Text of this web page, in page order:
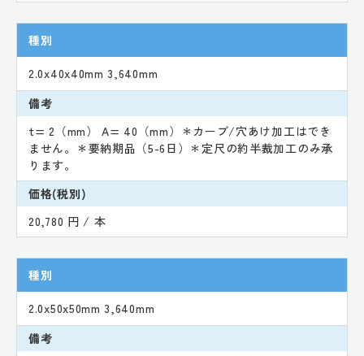
種別
2.0x40x40mm 3,640mm
備考
t= 2（mm） A= 40（mm）＊カーブ/穴あけ加工はでき
ません。＊要納期品（5-6日）＊定尺の約半裁加工のみ承
ります。
価格(税別)
20,780 円 / 本
種別
2.0x50x50mm 3,640mm
備考